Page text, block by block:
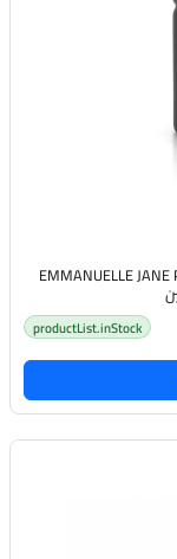
EMMANUELLE JANE
productList.inStock